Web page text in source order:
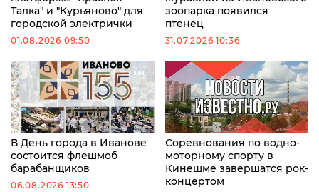
Талка" и "Курьяново" для
городской электрички
01.08.2026 09:50
зоопарка появился
птенец
31.07.2026 10:36
В День города в Иванове
состоится флешмоб
барабанщиков
06.08.2026 13:50
Соревнования по водно-
моторному спорту в
Кинешме завершатся рок-
концертом